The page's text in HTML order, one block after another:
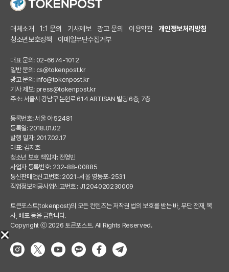
매체소개 1:1 문의 기사제보 광고 문의 이용약관
개인정보처리방침
청소년보호정책
이메일무단수집거부
대표 문의: 02-6674-1012
일반 문의: cs@tokenpost.kr
광고 문의: info@tokenpost.kr
기사 제보: press@tokenpost.kr
주소: 서울시 강남구 논현로 614 ARTISAN 빌딩 6층, 7층
등록번호: 서울 아 52481
등록일: 2018.01.02
발행 일자: 2017.02.17
대표: 김지호
청소년 보호 책임자: 전영빈
사업자 등록번호: 232-88-00885
통신판매업신고번호: 2021-서울 영등포-2531
직업정보제공사업신고번호 : J1204020230009
토큰포스트(tokenpost)의 모든 컨텐츠는 저작권 법의 보호를 받는 바, 무단 전재, 복
사, 배포 등을 금합니다.
Copyright ⓒ 2026 토큰포스트. All Rights Reserved.